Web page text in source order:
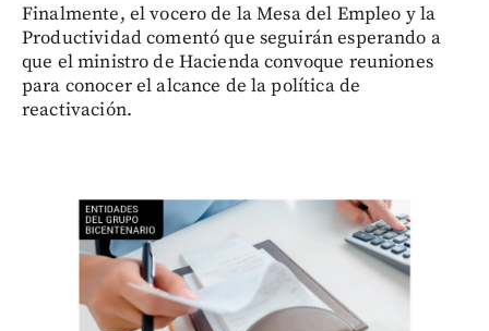
Finalmente, el vocero de la Mesa del Empleo y la
Productividad comentó que seguirán esperando a
que el ministro de Hacienda convoque reuniones
para conocer el alcance de la política de
reactivación.